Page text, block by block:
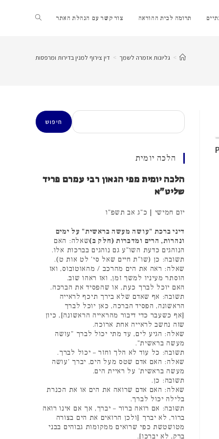
תרומה לבית ההוראה צור קשר עם הנהלת האתר Toggle
website > גליונות אזמרה לשמך > דין צירוף למנין בדירות ומרפסות
חיפוש
חיפוש
הלכה יומית
הלכה יומית מפי הגאון רבי עמרם פריד
שליט"א
יום חמישי | כ"ג אב תשפ"ו
דיני ברכת "עושה מעשה בראשית" על ימים
ונהרות, הרים ומדברות (חלק ב)שאלה: האם
הנוהגים כדעת השו"ע גם נוהגים בברכות אלו.
תשובה: כן (שו"ת חיים שאל סי' לט אות ט).
שאלה: ראה את הים מהרכב / מהאוטובוס, ואז
הוסתר מעיניו למשך זמן, ואז ראהו שוב.
האם יוכל לברך כעת, או שהפסיד את הברכה.
תשובה: אף שאדם שלא בירך תיכף לראייה
הראשונה, הפסיד הברכה, כאן יוכל לברך
[אף כשעבר כדי דיבור מהראייה הראשונה], כיון
שזה נחשב לראייה אחת ארוכה.
שאלה: הגיע לים, עד מתי יכול לברך "עושה
מעשה בראשית".
תשובה: כל עוד לא הלך וחזר – יכול לברך.
שאלה: האם אדם שטס מעל הים, יברך 'עושה
מעשה בראשית' על ראיית הים.
תשובה: כן.
שאלה: האם אדם שרואה את הים או את הכנרת
בלילה יכול לברך.
תשובה: אם רואה ברור – יברך, אך אם אינו רואה
ברור, לא יברך [ולכן הרואים את הים בצורה
מטושטשת כפי שרואים ממקומות גבוהים בבני
ברק, לא יברכו].